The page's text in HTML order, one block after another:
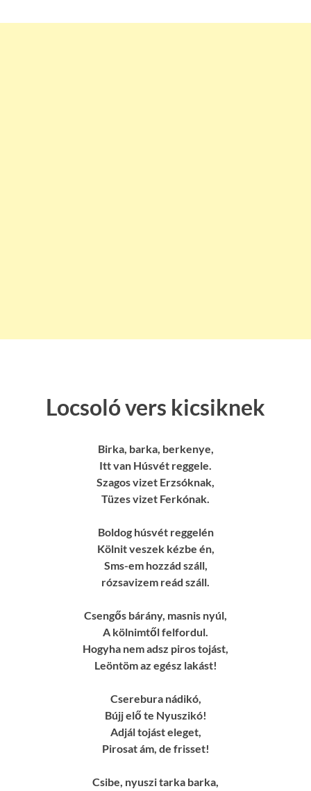
Locsoló vers kicsiknek
Birka, barka, berkenye,
Itt van Húsvét reggele.
Szagos vizet Erzsóknak,
Tüzes vizet Ferkónak.
Boldog húsvét reggelén
Kölnit veszek kézbe én,
Sms-em hozzád száll,
rózsavizem reád száll.
Csengős bárány, masnis nyúl,
A kölnimtől felfordul.
Hogyha nem adsz piros tojást,
Leöntöm az egész lakást!
Cserebura nádikó,
Bújj elő te Nyuszikó!
Adjál tojást eleget,
Pirosat ám, de frisset!
Csibe, nyuszi tarka barka,